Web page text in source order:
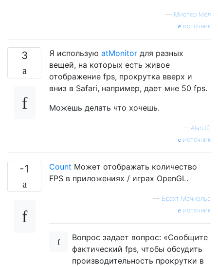
— Мистер Мел
источник
3 Я использую atMonitor для разных
вещей, на которых есть живое
отображение fps, прокрутка вверх и
вниз в Safari, например, дает мне 50 fps.
Можешь делать что хочешь.
— AlanJC
источник
-1 Count Может отображать количество
FPS в приложениях / играх OpenGL.
— Брехт Мачиэльс
источник
Вопрос задает вопрос: «Сообщите
фактический fps, чтобы обсудить
производительность прокрутки в